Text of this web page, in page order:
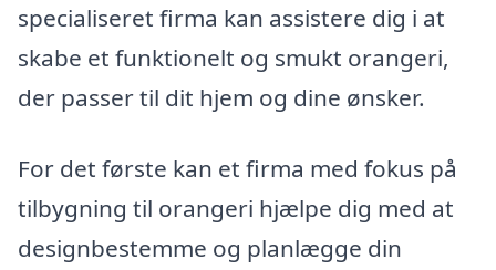
specialiseret firma kan assistere dig i at
skabe et funktionelt og smukt orangeri,
der passer til dit hjem og dine ønsker.
For det første kan et firma med fokus på
tilbygning til orangeri hjælpe dig med at
designbestemme og planlægge din